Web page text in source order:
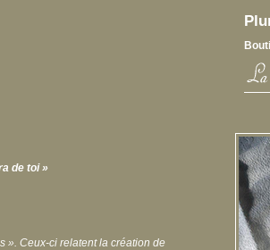
de toi »
». Ceux-ci relatent la création de